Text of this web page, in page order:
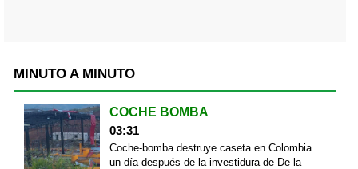
MINUTO A MINUTO
COCHE BOMBA
03:31
Coche-bomba destruye caseta en Colombia
un día después de la investidura de De la